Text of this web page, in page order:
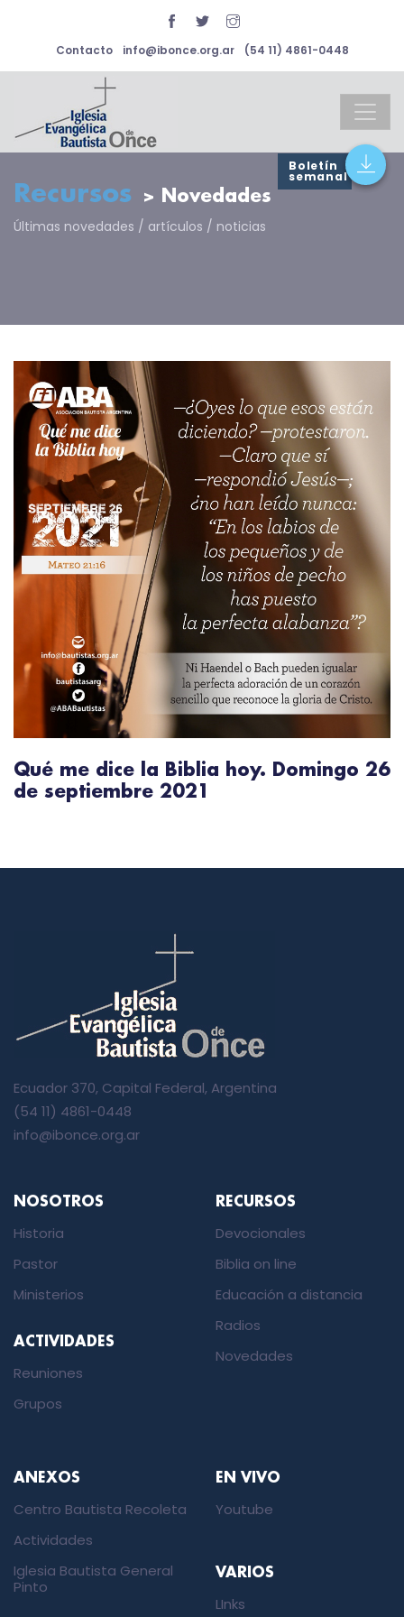
Contacto info@ibonce.org.ar (54 11) 4861-0448
Boletín
semanal
Recursos > Novedades
Últimas novedades / artículos / noticias
Qué me dice la Biblia hoy. Domingo 26
de septiembre 2021
Ecuador 370, Capital Federal, Argentina
(54 11) 4861-0448
info@ibonce.org.ar
NOSOTROS
Historia
Pastor
Ministerios
ACTIVIDADES
Reuniones
Grupos
RECURSOS
Devocionales
Biblia on line
Educación a distancia
Radios
Novedades
ANEXOS
Centro Bautista Recoleta
Actividades
Iglesia Bautista General
Pinto
EN VIVO
Youtube
VARIOS
LInks